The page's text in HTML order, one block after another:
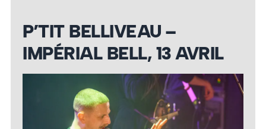
P’TIT BELLIVEAU –
IMPÉRIAL BELL, 13 AVRIL